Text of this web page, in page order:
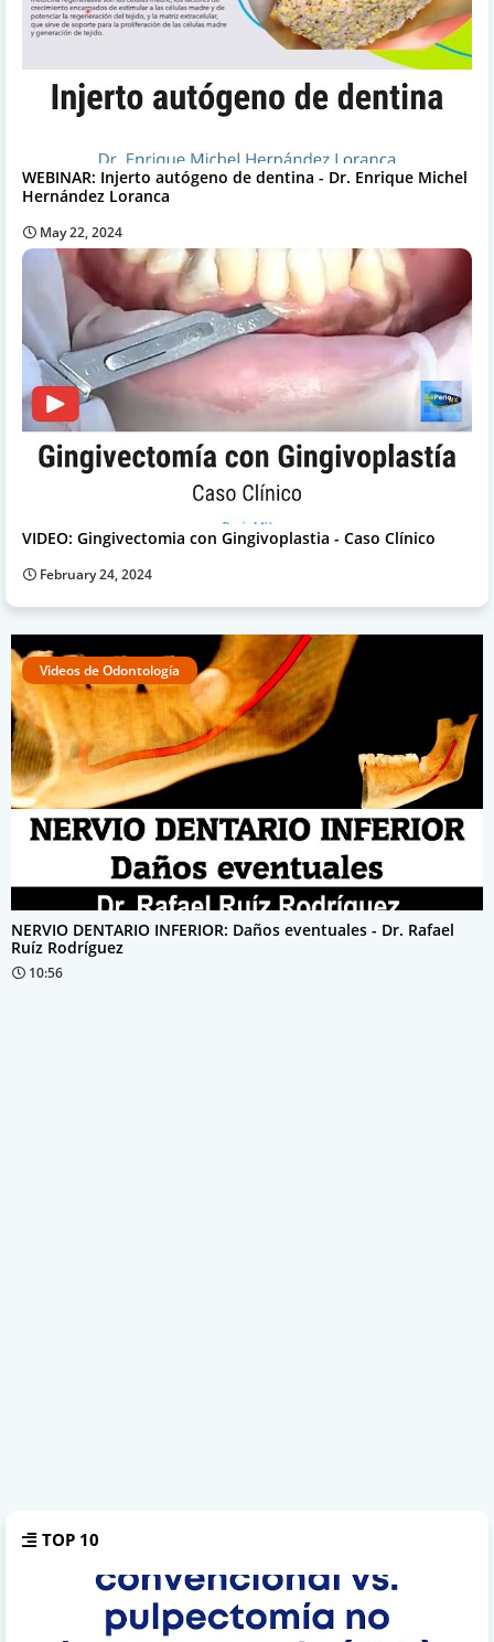
WEBINAR: Injerto autógeno de dentina - Dr. Enrique Michel
Hernández Loranca
May 22, 2024
VIDEO: Gingivectomia con Gingivoplastia - Caso Clínico
February 24, 2024
Videos de Odontología
NERVIO DENTARIO INFERIOR: Daños eventuales - Dr. Rafael
Ruíz Rodríguez
10:56
TOP 10